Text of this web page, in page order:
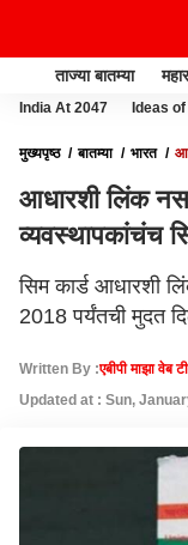
ताज्या बातम्या
India At 2047 Ideas
मुख्यपृष्ठ बातम्या भारत
आधारशी लिंक
व्यवस्थापकांचंच
सिम कार्ड आधारशी
2018 पर्यंतची मुदत
Written By :एबीपी माझा वेब
Updated at : Sun,